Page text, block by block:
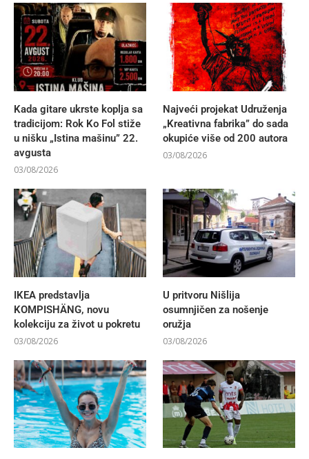
Kada gitare ukrste koplja sa
tradicijom: Rok Ko Fol stiže
u nišku „Istina mašinu” 22.
avgusta
03/08/2026
Najveći projekat Udruženja
„Kreativna fabrika” do sada
okupiće više od 200 autora
03/08/2026
IKEA predstavlja
KOMPISHÄNG, novu
kolekciju za život u pokretu
03/08/2026
U pritvoru Nišlija
osumnjičen za nošenje
oružja
03/08/2026